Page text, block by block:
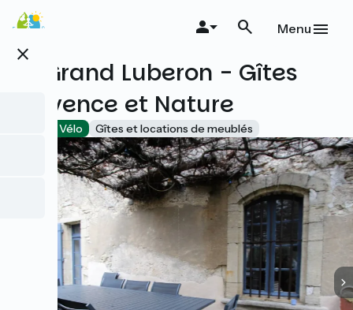
Aller
au
principal
close
Menu
Le Grand Luberon - Gîtes
Provence et Nature
Accueil Vélo Gîtes et locations de meublés